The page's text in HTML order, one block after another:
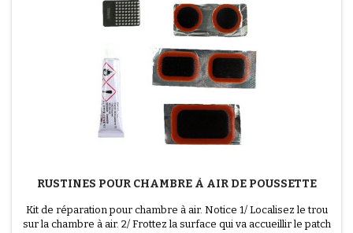
RUSTINES POUR CHAMBRE À AIR DE POUSSETTE
Kit de réparation pour chambre à air. Notice 1/ Localisez le trou
sur la chambre à air. 2/ Frottez la surface qui va accueillir le patch